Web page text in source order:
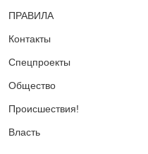
ПРАВИЛА
Контакты
Спецпроекты
Общество
Происшествия!
Власть